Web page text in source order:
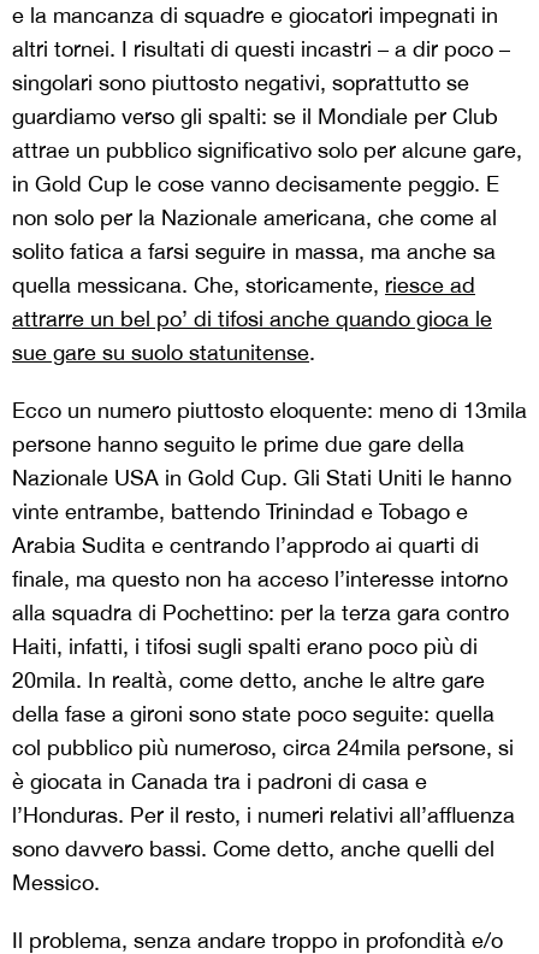
e la mancanza di squadre e giocatori impegnati in
altri tornei. I risultati di questi incastri – a dir poco –
singolari sono piuttosto negativi, soprattutto se
guardiamo verso gli spalti: se il Mondiale per Club
attrae un pubblico significativo solo per alcune gare,
in Gold Cup le cose vanno decisamente peggio. E
non solo per la Nazionale americana, che come al
solito fatica a farsi seguire in massa, ma anche sa
quella messicana. Che, storicamente, riesce ad
attrarre un bel po’ di tifosi anche quando gioca le
sue gare su suolo statunitense.
Ecco un numero piuttosto eloquente: meno di 13mila
persone hanno seguito le prime due gare della
Nazionale USA in Gold Cup. Gli Stati Uniti le hanno
vinte entrambe, battendo Trinindad e Tobago e
Arabia Sudita e centrando l’approdo ai quarti di
finale, ma questo non ha acceso l’interesse intorno
alla squadra di Pochettino: per la terza gara contro
Haiti, infatti, i tifosi sugli spalti erano poco più di
20mila. In realtà, come detto, anche le altre gare
della fase a gironi sono state poco seguite: quella
col pubblico più numeroso, circa 24mila persone, si
è giocata in Canada tra i padroni di casa e
l’Honduras. Per il resto, i numeri relativi all’affluenza
sono davvero bassi. Come detto, anche quelli del
Messico.
Il problema, senza andare troppo in profondità e/o